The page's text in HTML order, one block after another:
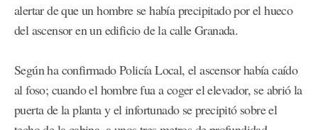
alertar de que un hombre se había precipitado por el hueco
del ascensor en un edificio de la calle Granada.
Según ha confirmado Policía Local, el ascensor había caído
al foso; cuando el hombre fua a coger el elevador, se abrió la
puerta de la planta y el infortunado se precipitó sobre el